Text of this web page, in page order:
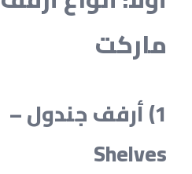
ماركت
Shelves